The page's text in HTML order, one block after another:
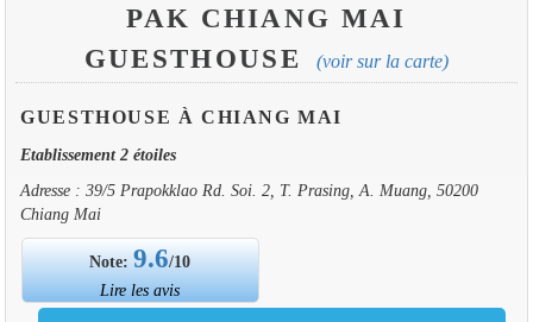
PAK CHIANG MAI
GUESTHOUSE
(voir sur la carte)
GUESTHOUSE À CHIANG MAI
Etablissement 2 étoiles
Adresse : 39/5 Prapokklao Rd. Soi. 2, T. Prasing, A. Muang, 50200
Chiang Mai
Note:9.6/10
Lire les avis